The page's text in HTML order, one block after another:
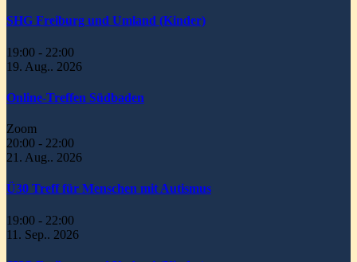
SHG Freiburg und Umland (Kinder)
19:00 - 22:00
19. Aug.. 2026
Online-Treffen Südbaden
Zoom
20:00 - 22:00
21. Aug.. 2026
Ü30 Treff für Menschen mit Autismus
19:00 - 22:00
11. Sep.. 2026